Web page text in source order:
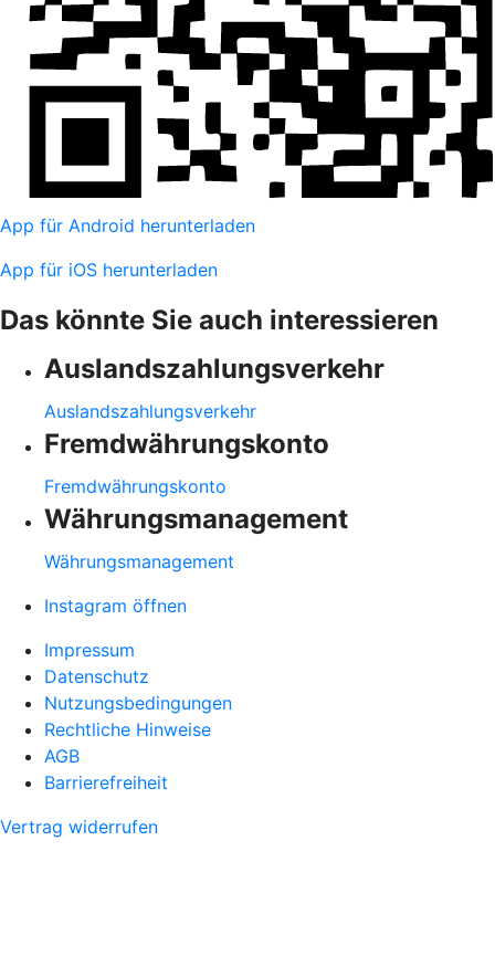
App für Android herunterladen
App für iOS herunterladen
Das könnte Sie auch interessieren
Auslandszahlungsverkehr
Auslandszahlungsverkehr
Fremdwährungskonto
Fremdwährungskonto
Währungsmanagement
Währungsmanagement
Instagram öffnen
Impressum
Datenschutz
Nutzungsbedingungen
Rechtliche Hinweise
AGB
Barrierefreiheit
Vertrag widerrufen